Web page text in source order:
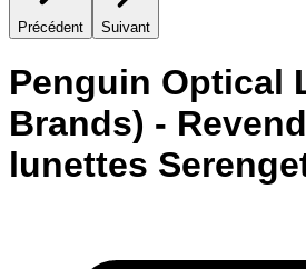
Précédent Suivant
Penguin Optical
Brands) -
lunettes